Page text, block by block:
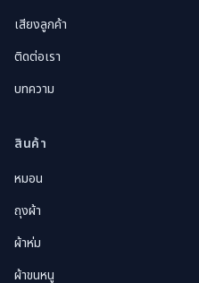
เสียงลูกค้า
ติดต่อเรา
บทความ
สินค้า
หมอน
ถุงผ้า
ผ้าห่ม
ผ้าขนหนู